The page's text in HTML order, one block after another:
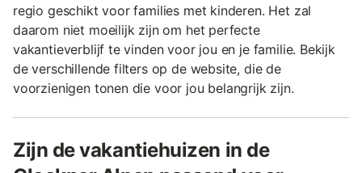
regio geschikt voor families met kinderen. Het zal
daarom niet moeilijk zijn om het perfecte
vakantieverblijf te vinden voor jou en je familie. Bekijk
de verschillende filters op de website, die de
voorzienigen tonen die voor jou belangrijk zijn.
Zijn de vakantiehuizen in de